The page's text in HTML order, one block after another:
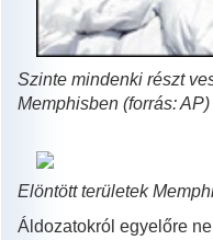
Szinte mindenki részt
Memphisben (forrás: AP)
Elöntött területek
Áldozatokról egyelőre